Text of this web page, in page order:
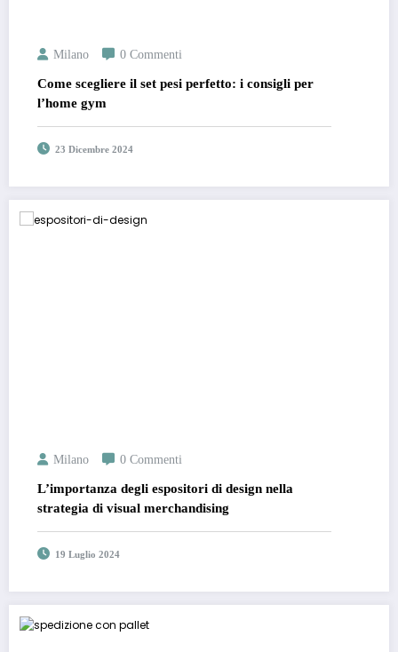
Milano 0 Commenti
Come scegliere il set pesi perfetto: i consigli per
l’home gym
23 Dicembre 2024
Milano 0 Commenti
L’importanza degli espositori di design nella
strategia di visual merchandising
19 Luglio 2024